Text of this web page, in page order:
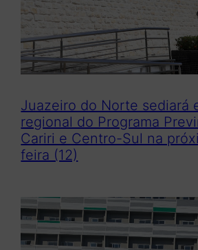
Juazeiro do Norte sediará
regional do Programa
Cariri e Centro-Sul na
feira (12)